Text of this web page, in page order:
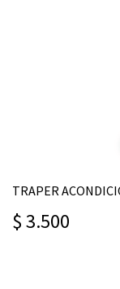
TRAPER
$ 3.500